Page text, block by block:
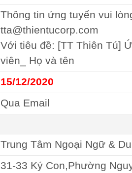
Thông tin ứng tuyển vui
tta@thientucorp.com
Với tiêu đề: [TT Thiên Tú]
viên_ Họ và tên
15/12/2020
Qua Email
Trung Tâm Ngoại Ngữ &
31-33 Ký Con,Phường